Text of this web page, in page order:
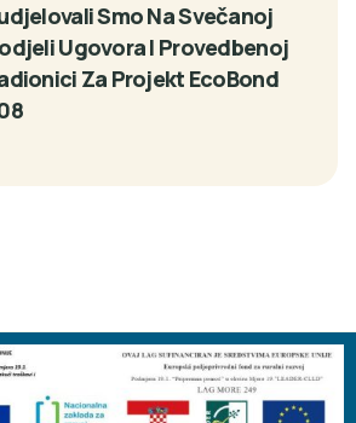
Smo Na Svečanoj
Ugovora I Provedbenoj
Za Projekt EcoBond